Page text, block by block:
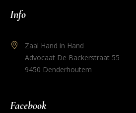
Info
Zaal Hand in Hand
Advocaat De Backerstraat 55
9450 Denderhoutem
Facebook